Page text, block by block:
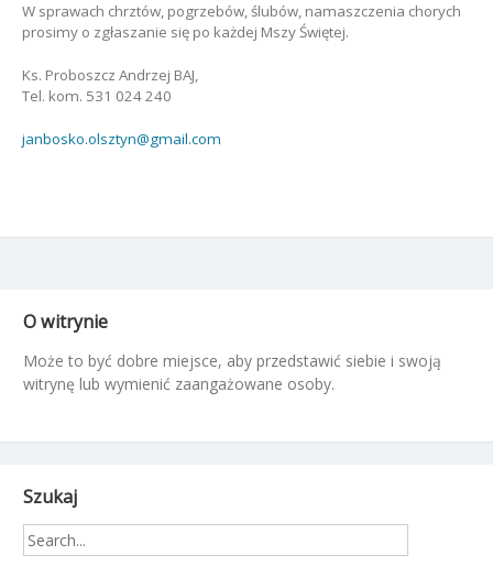
W sprawach chrztów, pogrzebów, ślubów, namaszczenia chorych
prosimy o zgłaszanie się po każdej Mszy Świętej.
Ks. Proboszcz Andrzej BAJ,
Tel. kom. 531 024 240
janbosko.olsztyn@gmail.com
O witrynie
Może to być dobre miejsce, aby przedstawić siebie i swoją
witrynę lub wymienić zaangażowane osoby.
Szukaj